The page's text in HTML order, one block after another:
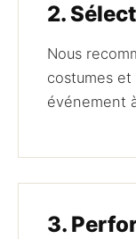
2.
Nous
costumes
événement
3.